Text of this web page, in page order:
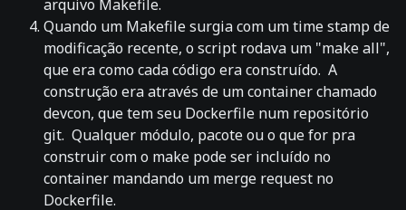
arquivo Makefile.
Quando um Makefile surgia com um time stamp de
modificação recente, o script rodava um "make all",
que era como cada código era construído. A
construção era através de um container chamado
devcon, que tem seu Dockerfile num repositório
git. Qualquer módulo, pacote ou o que for pra
construir com o make pode ser incluído no
container mandando um merge request no
Dockerfile.